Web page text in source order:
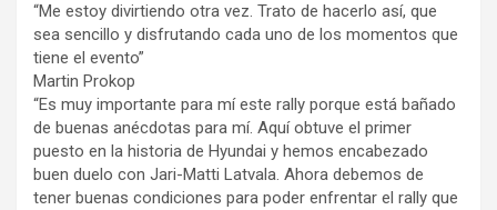
“Me estoy divirtiendo otra vez. Trato de hacerlo así, que
sea sencillo y disfrutando cada uno de los momentos que
tiene el evento”
Martin Prokop
“Es muy importante para mí este rally porque está bañado
de buenas anécdotas para mí. Aquí obtuve el primer
puesto en la historia de Hyundai y hemos encabezado
buen duelo con Jari-Matti Latvala. Ahora debemos de
tener buenas condiciones para poder enfrentar el rally que